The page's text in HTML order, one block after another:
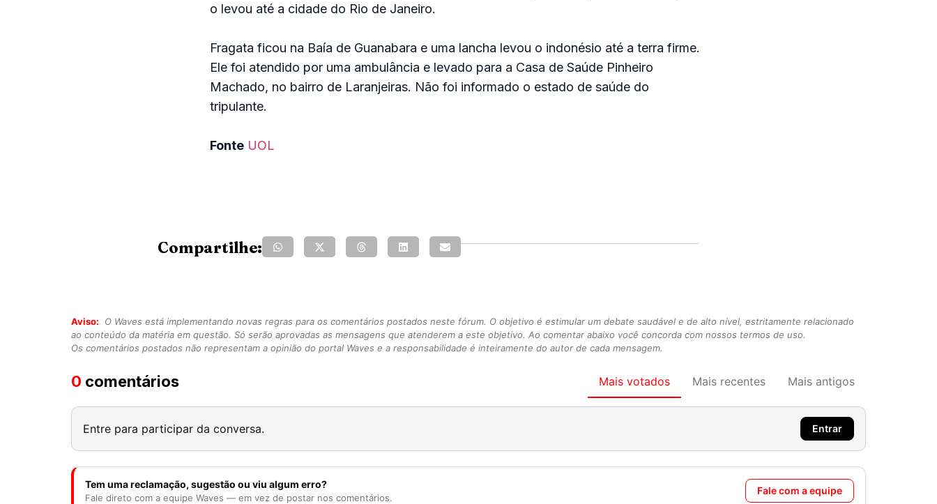
o levou até a cidade do Rio de Janeiro.
Fragata ficou na Baía de Guanabara e uma lancha levou o indonésio até a terra firme.
Ele foi atendido por uma ambulância e levado para a Casa de Saúde Pinheiro
Machado, no bairro de Laranjeiras. Não foi informado o estado de saúde do
tripulante.
Fonte UOL
Compartilhe:
Aviso:
O Waves está implementando novas regras para os comentários postados neste fórum. O objetivo é estimular um debate saudável e de alto nível, estritamente relacionado
ao conteúdo da matéria em questão. Só serão aprovadas as mensagens que atenderem a este objetivo. Ao comentar abaixo você concorda com nossos termos de uso.
Os comentários postados não representam a opinião do portal Waves e a responsabilidade é inteiramente do autor de cada mensagem.
0 comentários Mais votados Mais recentes Mais antigos
Entre para participar da conversa. Entrar
Tem uma reclamação, sugestão ou viu algum erro?
Fale direto com a equipe Waves — em vez de postar nos comentários.
Fale com a equipe